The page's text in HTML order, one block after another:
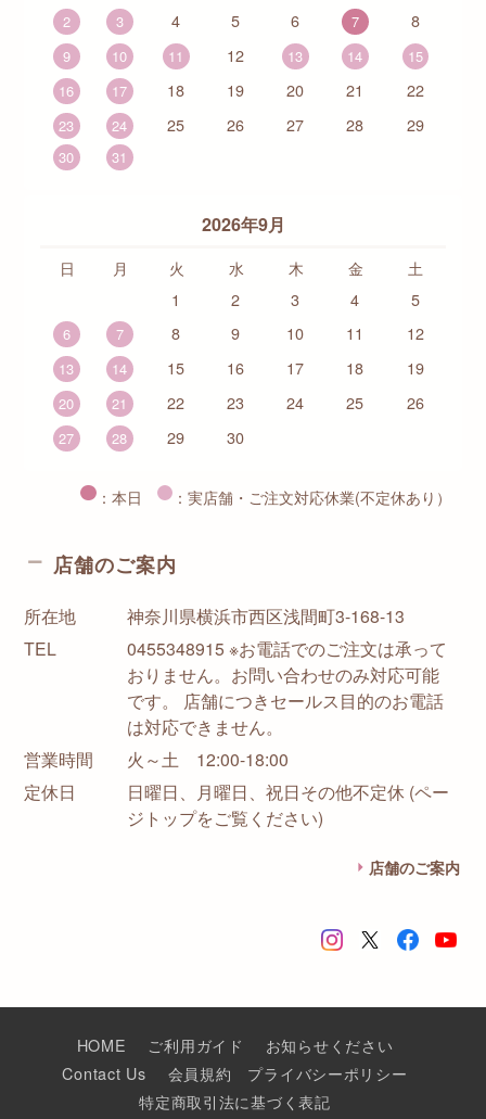
2 3 4 5 6 7 8
9 10 11 12 13 14
15
16
17 18 19 20 21 22
23 24 25 26 27 28 29
30 31
2026年9月
日 月 火 水 木 金
土
1
2 3 4 5
6 7 8 9 10 11 12
13 14 15 16 17 18 19
20 21 22 23 24 25 26
27 28 29 30
：本日 ：実店舗・ご注文対応休業(不定休あり）
店舗のご案内
所在地
神奈川県横浜市西区浅間町3-168-13
TEL
0455348915 ※お電話でのご注文は承って
おりません。お問い合わせのみ対応可能
です。 店舗につきセールス目的のお電話
は対応できません。
営業時間
火～土 12:00-18:00
定休日
日曜日、月曜日、祝日その他不定休 (ペー
ジトップをご覧ください)
店舗のご案内
HOME ご利用ガイド
お知らせください
Contact Us
会員規約
プライバシーポリシー
特定商取引法に基づく表記